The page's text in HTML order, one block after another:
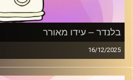
בלנדר – עידו מאורר
16/12/2025
מוזיקה קצבית חדשה עם עידו מאורר